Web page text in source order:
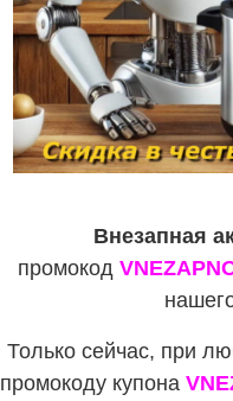
Внезапная
промокод
Только сейчас, при
промокоду купона